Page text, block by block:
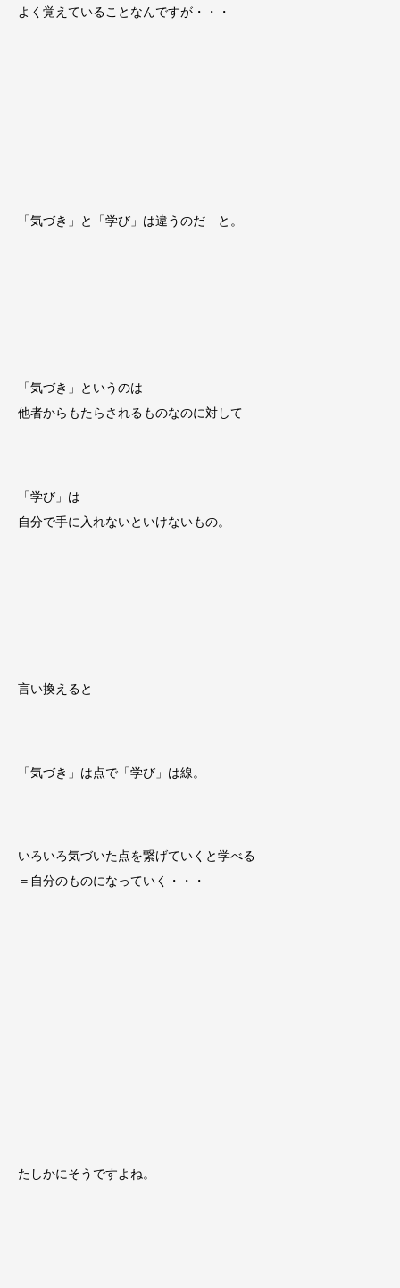
よく覚えていることなんですが・・・
「気づき」と「学び」は違うのだ と。
「気づき」というのは
他者からもたらされるものなのに対して
「学び」は
自分で手に入れないといけないもの。
言い換えると
「気づき」は点で「学び」は線。
いろいろ気づいた点を繋げていくと学べる
＝自分のものになっていく・・・
たしかにそうですよね。